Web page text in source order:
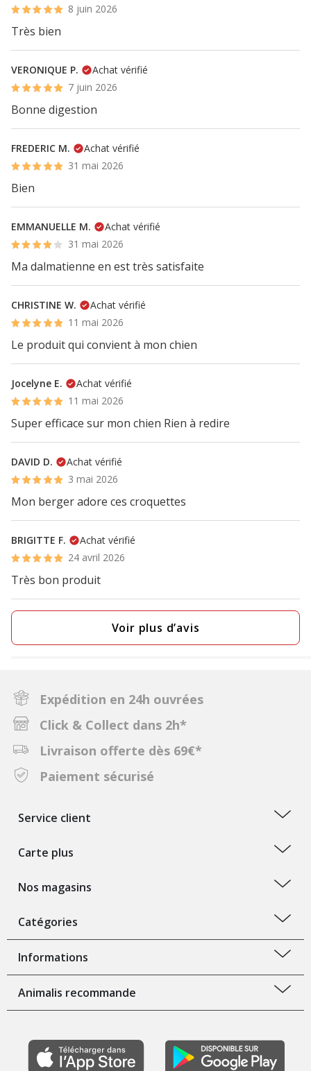
8 juin 2026
Très bien
VERONIQUE P.
Achat vérifié
7 juin 2026
Bonne digestion
FREDERIC M.
Achat vérifié
31 mai 2026
Bien
EMMANUELLE M.
Achat vérifié
31 mai 2026
Ma dalmatienne en est très satisfaite
CHRISTINE W.
Achat vérifié
11 mai 2026
Le produit qui convient à mon chien
Jocelyne E.
Achat vérifié
11 mai 2026
Super efficace sur mon chien Rien à redire
DAVID D.
Achat vérifié
3 mai 2026
Mon berger adore ces croquettes
BRIGITTE F.
Achat vérifié
24 avril 2026
Très bon produit
Voir plus d’avis
Expédition en 24h ouvrées
Click & Collect dans 2h*
Livraison offerte dès 69€*
Paiement sécurisé
Service client
Carte plus
Nos magasins
Catégories
Informations
Animalis recommande